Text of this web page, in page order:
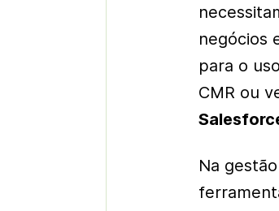
negócios
para o
CMR ou
Na